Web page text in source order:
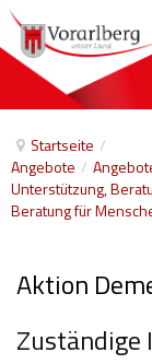
Startseite /
Angebote /
Unterstützung,
Beratung für
Aktion
Home
Angebote nach
Arbeit und
Beihilfen,
Freizeit
Angebote A-Z
Anbieter
Aktuelles